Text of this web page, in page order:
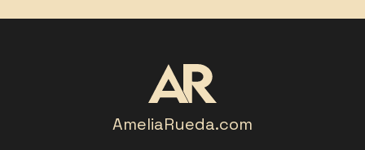
AmeliaRueda.com